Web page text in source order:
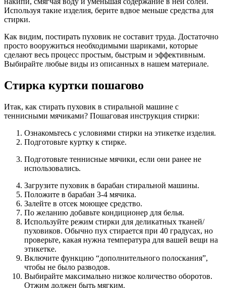
Используя такие изделия, берите вдвое меньше средства для
стирки.
Как видим, постирать пуховик не составит труда. Достаточно
просто вооружиться необходимыми шариками, которые
сделают весь процесс простым, быстрым и эффективным.
Выбирайте любые виды из описанных в нашем материале.
Стирка куртки пошагово
Итак, как стирать пуховик в стиральной машине с
теннисными мячиками? Пошаговая инструкция стирки:
Ознакомьтесь с условиями стирки на этикетке изделия.
Подготовьте куртку к стирке.
Подготовьте теннисные мячики, если они ранее не
использовались.
Загрузите пуховик в барабан стиральной машины.
Положите в барабан 3-4 мячика.
Залейте в отсек моющее средство.
По желанию добавьте кондиционер для белья.
Используйте режим стирки для деликатных тканей/
пуховиков. Обычно пух стирается при 40 градусах, но
проверьте, какая нужна температура для вашей вещи на
этикетке.
Включите функцию “дополнительного полоскания”,
чтобы не было разводов.
Выбирайте максимально низкое количество оборотов.
Отжим должен быть мягким.